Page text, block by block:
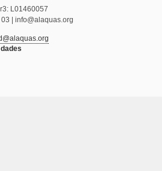
L01460057
| info@alaquas.org